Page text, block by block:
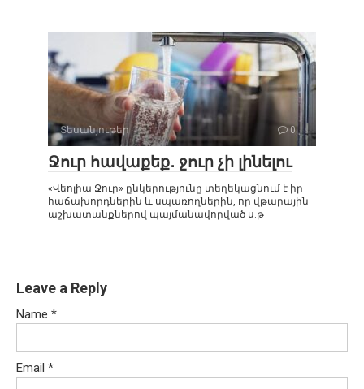
Տեսանյութեր 0
Ջուր հավաքեք․ ջուր չի լինելու
«Վեոլիա Ջուր» ընկերությունը տեղեկացնում է իր
հաճախորդներին և սպառողներին, որ վթարային
աշխատանքներով պայմանավորված ս.թ
Leave a Reply
Name *
Email *